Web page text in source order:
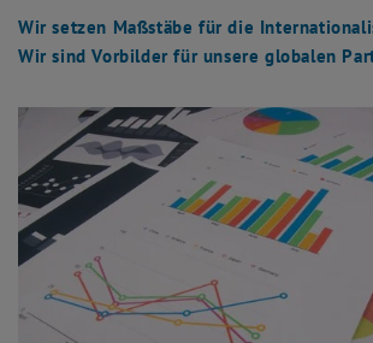
Wir setzen Maßstäbe für die
Wir sind Vorbilder für unsere globalen